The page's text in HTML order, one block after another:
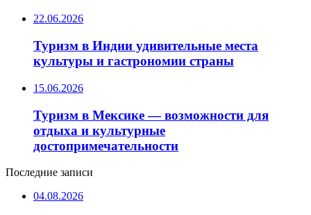
22.06.2026
Туризм в Индии удивительные места
культуры и гастрономии страны
15.06.2026
Туризм в Мексике — возможности для
отдыха и культурные
достопримечательности
Последние записи
04.08.2026